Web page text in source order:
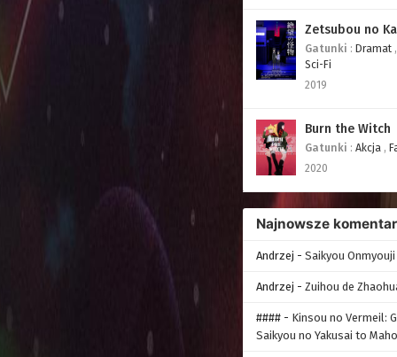
Zetsubou no
Gatunki : Dramat ,
Sci-Fi
2019
Burn the Witch
Gatunki : Akcja ,
2020
Najnowsze
Andrzej - Saikyou
Andrzej - Zuihou de
#### - Kinsou no Vermeil:
Saikyou no Yakusai to